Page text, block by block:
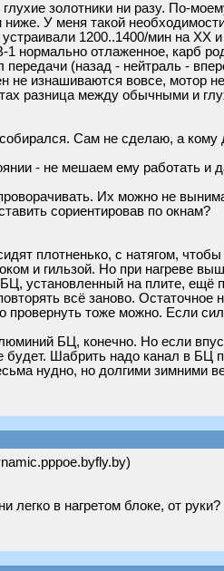
золотники ни разу. По-
У меня такой
1200..1400/мин на ХХ
нормально отлаженное, карб
передачи (назад - нейтраль -
не изнашиваются вовсе, мотор
разница между обычными и
Сам не сделаю, а кому
- не мешаем ему работать и
Их можно не
сориентировав по окнам?
плотненько, с натягом,
и гильзой. Но при нагреве
установленный на плите,
всё заново.
провернуть тоже можно. Если
БЦ, конечно. Но если
будет. Шабрить надо канал в БЦ
нудно, но долгими зимними
легко в нагретом блоке, от руки?